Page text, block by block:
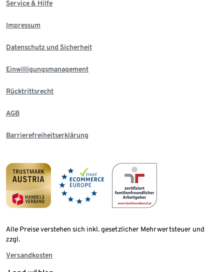
Service & Hilfe
Impressum
Datenschutz und Sicherheit
Einwilligungsmanagement
Rücktrittsrecht
AGB
Barrierefreiheitserklärung
Alle Preise verstehen sich inkl. gesetzlicher Mehrwertsteuer und
zzgl.
Versandkosten